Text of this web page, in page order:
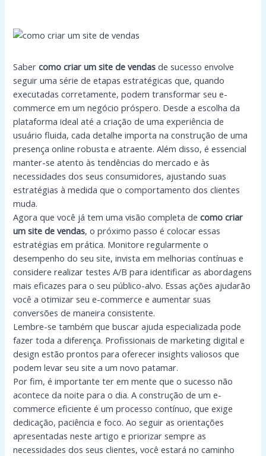
Sabercomo criar um site de vendas de sucesso envolve
seguir uma série de etapas estratégicas que, quando
executadas corretamente, podem transformar seu e-
commerce em um negócio próspero. Desde a escolha da
plataforma ideal até a criação de uma experiência de
usuário fluida, cada detalhe importa na construção de uma
presença online robusta e atraente. Além disso, é essencial
manter-se atento às tendências do mercado e às
necessidades dos seus consumidores, ajustando suas
estratégias à medida que o comportamento dos clientes
muda.
Agora que você já tem uma visão completa decomo criar
um site de vendas, o próximo passo é colocar essas
estratégias em prática. Monitore regularmente o
desempenho do seu site, invista em melhorias contínuas e
considere realizar testes A/B para identificar as abordagens
mais eficazes para o seu público-alvo. Essas ações ajudarão
você a otimizar seu e-commerce e aumentar suas
conversões de maneira consistente.
Lembre-se também que buscar ajuda especializada pode
fazer toda a diferença. Profissionais de marketing digital e
design estão prontos para oferecer insights valiosos que
podem levar seu site a um novo patamar.
Por fim, é importante ter em mente que o sucesso não
acontece da noite para o dia. A construção de um e-
commerce eficiente é um processo contínuo, que exige
dedicação, paciência e foco. Ao seguir as orientações
apresentadas neste artigo e priorizar sempre as
necessidades dos seus clientes, você estará no caminho